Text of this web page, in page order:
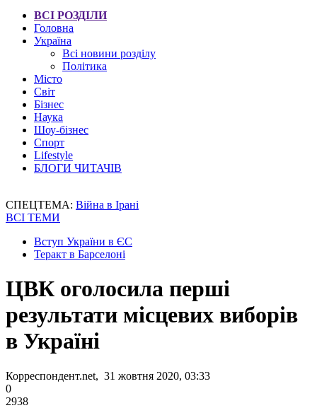
ВСІ РОЗДІЛИ
Головна
Україна
Всі новини розділу
Політика
Місто
Світ
Бізнес
Наука
Шоу-бізнес
Спорт
Lifestyle
БЛОГИ ЧИТАЧІВ
СПЕЦТЕМА: Війна в Ірані
ВСІ ТЕМИ
Вступ України в ЄС
Теракт в Барселоні
ЦВК оголосила перші
результати місцевих виборів
в Україні
Корреспондент.net, 31 жовтня 2020, 03:33
0
2938